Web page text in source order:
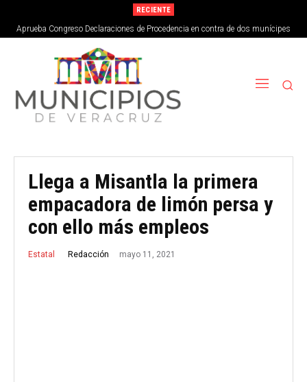
RECIENTE
Aprueba Congreso Declaraciones de Procedencia en contra de dos munícipes
Llega a Misantla la primera
empacadora de limón persa y
con ello más empleos
Estatal Redacción mayo 11, 2021